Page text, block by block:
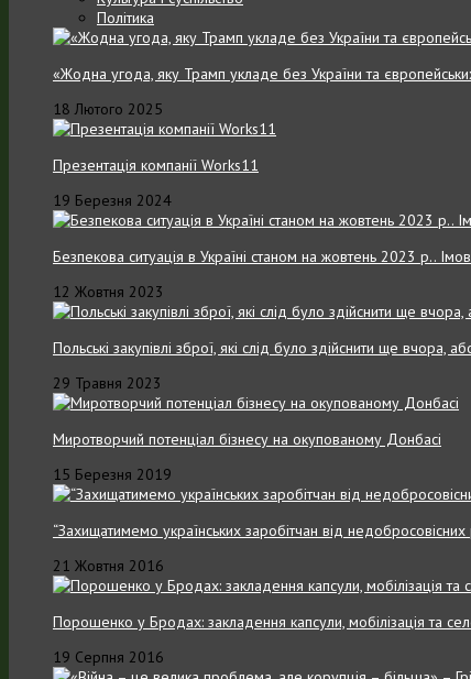
Політика
«Жодна угода, яку Трамп укладе без України та
18 Лютого 2025
Презентація компанії Works11
19 Березня 2024
Безпекова ситуація в Україні станом на жовтень 2023 р..
12 Жовтня 2023
Польські закупівлі зброї, які слід було здійснити ще
29 Травня 2023
Миротворчий потенціал бізнесу на окупованому Донбасі
15 Березня 2019
“Захищатимемо українських заробітчан від
21 Жовтня 2016
Порошенко у Бродах: закладення капсули, мобілізація та
19 Серпня 2016